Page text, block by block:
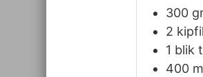
300
2
1 blik
400